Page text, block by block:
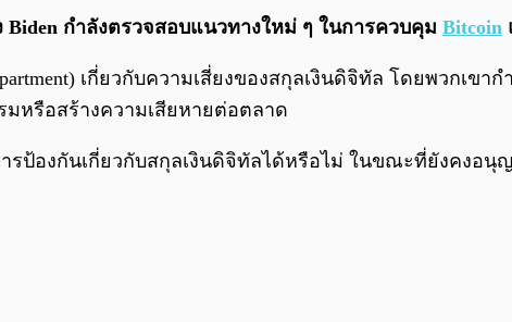
Biden กำลังตรวจสอบแนวทางใหม่ ๆ ในการควบคุม Bitcoin
เกี่ยวกับความเสี่ยงของสกุลเงินดิจิทัล โดยพวกเข
มหรือสร้างความเสียหายต่อตลาด
ป้องกันเกี่ยวกับสกุลเงินดิจิทัลได้หรือไม่ ในขณะที่ยังคงอ